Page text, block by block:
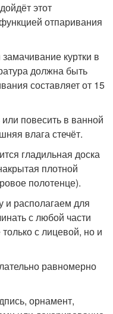
этот
отпаривания
куртки в
должна быть
составляет от 15
повесить в ванной
влага стечёт.
гладильная доска
плотной
полотенце).
и располагаем для
с любой части
с лицевой, но и
равномерно
орнамент,